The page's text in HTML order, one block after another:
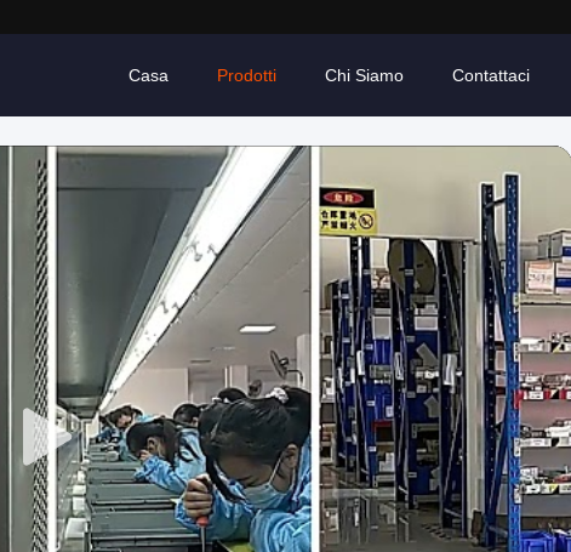
Casa Prodotti Chi Siamo Contattaci